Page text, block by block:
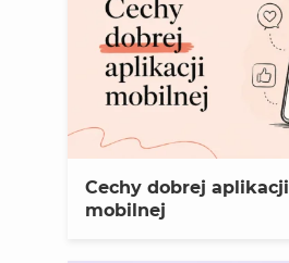
Cechy dobrej aplikacji
mobilnej